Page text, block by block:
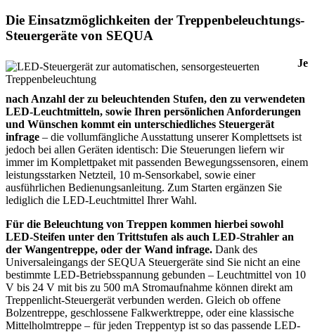
Die Einsatzmöglichkeiten der Treppenbeleuchtungs-
Steuergeräte von SEQUA
Je
nach Anzahl der zu beleuchtenden Stufen, den zu verwendeten
LED-Leuchtmitteln, sowie Ihren persönlichen Anforderungen
und Wünschen kommt ein unterschiedliches Steuergerät
infrage – die vollumfängliche Ausstattung unserer Komplettsets ist
jedoch bei allen Geräten identisch: Die Steuerungen liefern wir
immer im Komplettpaket mit passenden Bewegungssensoren, einem
leistungsstarken Netzteil, 10 m-Sensorkabel, sowie einer
ausführlichen Bedienungsanleitung. Zum Starten ergänzen Sie
lediglich die LED-Leuchtmittel Ihrer Wahl.
Für die Beleuchtung von Treppen kommen hierbei sowohl
LED-Steifen unter den Trittstufen als auch LED-Strahler an
der Wangentreppe, oder der Wand infrage. Dank des
Universaleingangs der SEQUA Steuergeräte sind Sie nicht an eine
bestimmte LED-Betriebsspannung gebunden – Leuchtmittel von 10
V bis 24 V mit bis zu 500 mA Stromaufnahme können direkt am
Treppenlicht-Steuergerät verbunden werden. Gleich ob offene
Bolzentreppe, geschlossene Falkwerktreppe, oder eine klassische
Mittelholmtreppe – für jeden Treppentyp ist so das passende LED-